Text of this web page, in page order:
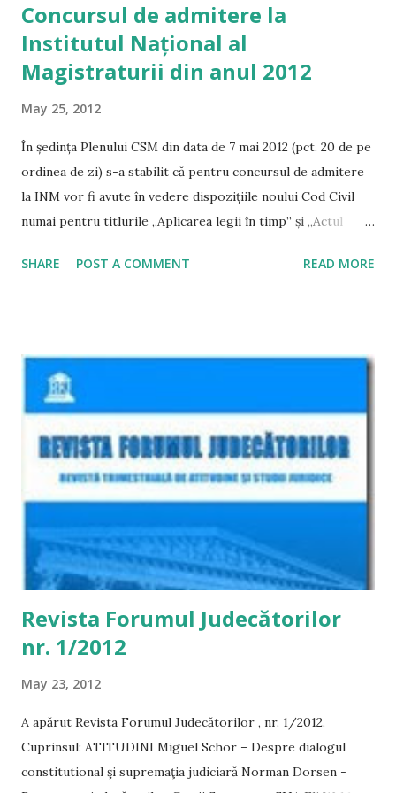
eventualelor nulităţi din cursul urmăririi penale, respectiv a
modului în care au fost respectate normele care
reglementează desfăşurarea urmăririi penale este o
activitate distinctă şi ulterioară verificării regularităţii
actului de sesizare. Abstract : Après 29 audiences, pendant
lesquelles il y a eu des débats sur des questions tout
Concursul de admitere la
Institutul Național al
Magistraturii din anul 2012
May 25, 2012
În ședința Plenului CSM din data de 7 mai 2012 (pct. 20 de pe
ordinea de zi) s-a stabilit că pentru concursul de admitere
la INM vor fi avute în vedere dispozițiile noului Cod Civil
numai pentru titlurile „Aplicarea legii în timp” și „Actul
vedere dispozițiile Codului Civil din 1864. Aceeași
SHARE POST A COMMENT READ MORE
Revista Forumul Judecătorilor
nr. 1/2012
May 23, 2012
A apărut Revista Forumul Judecătorilor , nr. 1/2012.
Cuprinsul: ATITUDINI Miguel Schor – Despre dialogul
constitutional şi supremaţia judiciară Norman Dorsen -